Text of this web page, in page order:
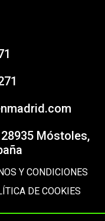
Móstoles,
Y CONDICIONES
DE COOKIES